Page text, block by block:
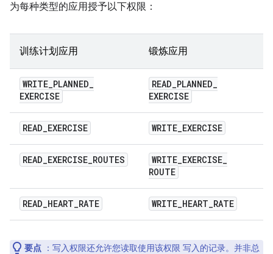
为每种类型的应用授予以下权限：
训练计划应用 锻炼应用
WRITE_PLANNED_
EXERCISE
READ_PLANNED_
EXERCISE
READ_EXERCISE WRITE_EXERCISE
READ_EXERCISE_ROUTES WRITE_EXERCISE_
ROUTE
READ_HEART_RATE WRITE_HEART_RATE
要点 ：写入权限还允许您读取使用该权限 写入的记录。并非总